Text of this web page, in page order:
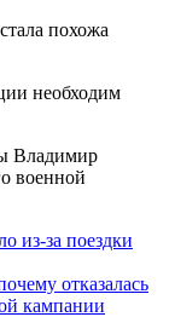
похожа
необходим
Владимир
военной
из-за поездки
отказалась
кампании